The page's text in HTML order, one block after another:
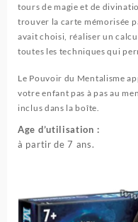
tours de magie et de
trouver la carte mémorisée
avait choisi, réaliser un
toutes les techniques qui
Le Pouvoir du Mentalisme
votre enfant pas à pas au
inclus dans la boîte.
Age d’utilisation :
à partir de 7 ans.